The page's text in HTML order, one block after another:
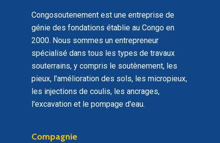
Congosoutenement est une entreprise de
génie des fondations établie au Congo en
2000. Nous sommes un entrepreneur
spécialisé dans tous les types de travaux
souterrains, y compris le soutènement, les
pieux, l'amélioration des sols, les micropieux,
les injections de coulis, les ancrages,
l'excavation et le pompage d'eau.
Compagnie